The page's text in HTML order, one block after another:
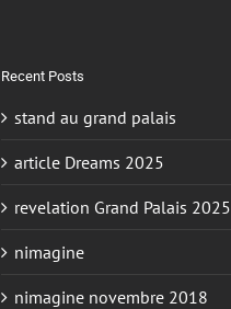
Recent Posts
stand au grand palais
article Dreams 2025
revelation Grand Palais 2025
nimagine
nimagine novembre 2018